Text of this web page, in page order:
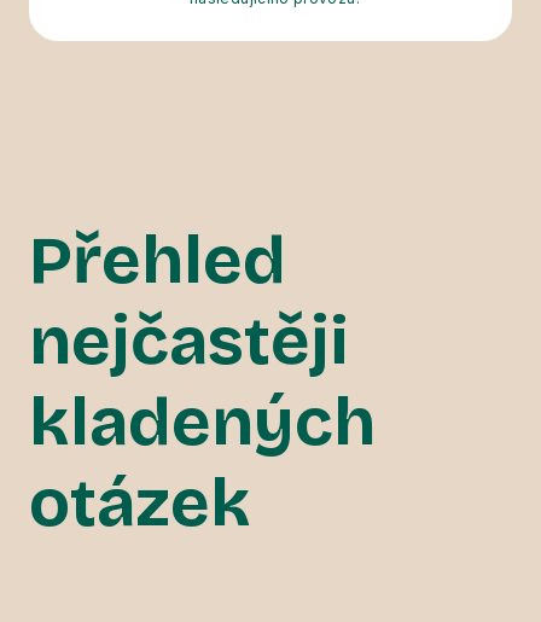
Přehled
nejčastěji
kladených
otázek